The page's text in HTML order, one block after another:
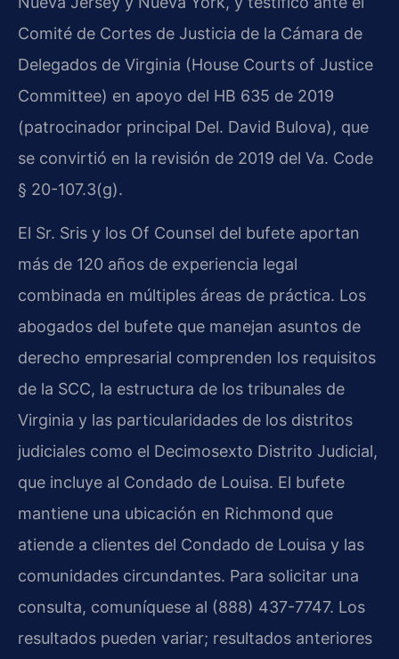
Comité de Cortes de Justicia de la Cámara de
Delegados de Virginia (House Courts of Justice
Committee) en apoyo del HB 635 de 2019
(patrocinador principal Del. David Bulova), que
se convirtió en la revisión de 2019 del Va. Code
§ 20-107.3(g).
El Sr. Sris y los Of Counsel del bufete aportan
más de 120 años de experiencia legal
combinada en múltiples áreas de práctica. Los
abogados del bufete que manejan asuntos de
derecho empresarial comprenden los requisitos
de la SCC, la estructura de los tribunales de
Virginia y las particularidades de los distritos
judiciales como el Decimosexto Distrito Judicial,
que incluye al Condado de Louisa. El bufete
mantiene una ubicación en Richmond que
atiende a clientes del Condado de Louisa y las
comunidades circundantes. Para solicitar una
consulta, comuníquese al (888) 437-7747. Los
resultados pueden variar; resultados anteriores